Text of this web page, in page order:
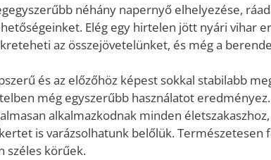
néhány napernyő elhelyezése,
Elég egy hirtelen jött nyári vihar
az összejövetelünket, és még a
és az előzőhöz képest sokkal stabilabb
még egyszerűbb használatot
alkalmazkodnak minden
is varázsolhatunk belőlük. Természetesen
széles körűek.